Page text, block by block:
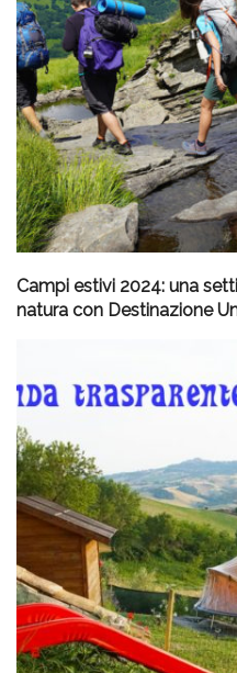
Campi estivi 2024: una
natura con Destinazione